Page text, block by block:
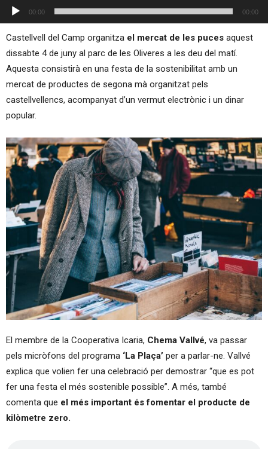
Reproductor
d'àudio
00:00 00:00
Castellvell del Camp organitza el mercat de les puces aquest
dissabte 4 de juny al parc de les Oliveres a les deu del matí.
Aquesta consistirà en una festa de la sostenibilitat amb un
mercat de productes de segona mà organitzat pels
castellvellencs, acompanyat d’un vermut electrònic i un dinar
popular.
El membre de la Cooperativa Icaria, Chema Vallvé, va passar
pels micròfons del programa ‘La Plaça’ per a parlar-ne. Vallvé
explica que volien fer una celebració per demostrar “que es pot
fer una festa el més sostenible possible”. A més, també
comenta que el més important és fomentar el producte de
kilòmetre zero.